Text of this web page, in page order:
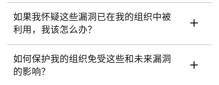
如果我怀疑这些漏洞已在我的组织中被
利用，我该怎么办？
如何保护我的组织免受这些和未来漏洞
的影响？